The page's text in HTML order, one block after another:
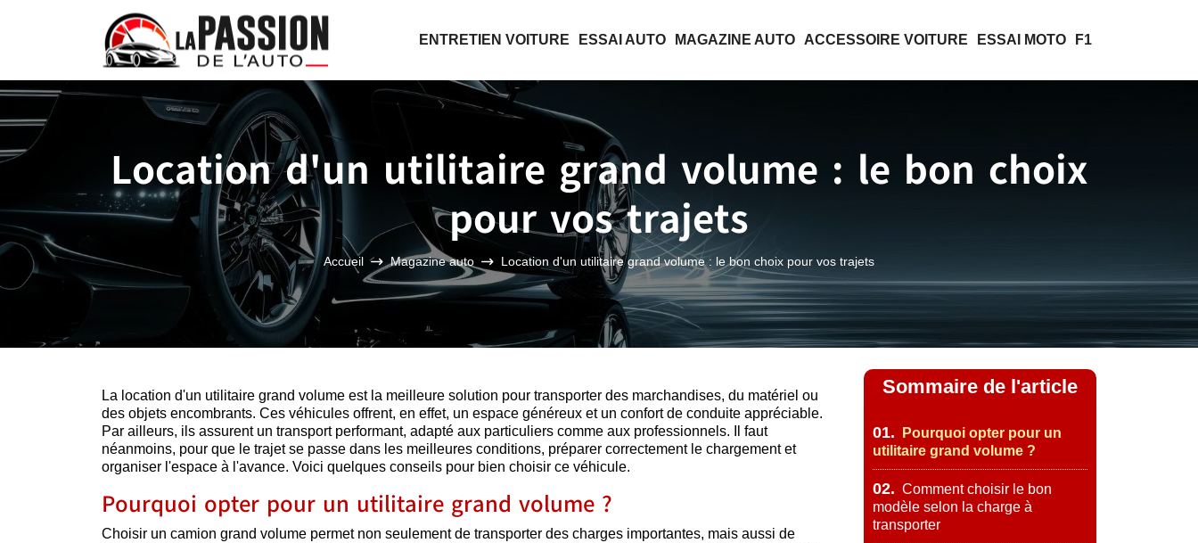
ENTRETIEN VOITURE ESSAI AUTO MAGAZINE AUTO ACCESSOIRE VOITURE ESSAI MOTO F1
Location d'un utilitaire grand volume : le bon choix
pour vos trajets
Accueil Magazine auto Location d'un utilitaire grand volume : le bon choix pour vos trajets
La location d'un utilitaire grand volume est la meilleure solution pour transporter des marchandises, du matériel ou
des objets encombrants. Ces véhicules offrent, en effet, un espace généreux et un confort de conduite appréciable.
Par ailleurs, ils assurent un transport performant, adapté aux particuliers comme aux professionnels. Il faut
néanmoins, pour que le trajet se passe dans les meilleures conditions, préparer correctement le chargement et
organiser l'espace à l'avance. Voici quelques conseils pour bien choisir ce véhicule.
Pourquoi opter pour un utilitaire grand volume ?
Choisir un camion grand volume permet non seulement de transporter des charges importantes, mais aussi de
Sommaire de l'article
01.
Pourquoi opter pour un
utilitaire grand volume ?
02. Comment choisir le bon
modèle selon la charge à
transporter